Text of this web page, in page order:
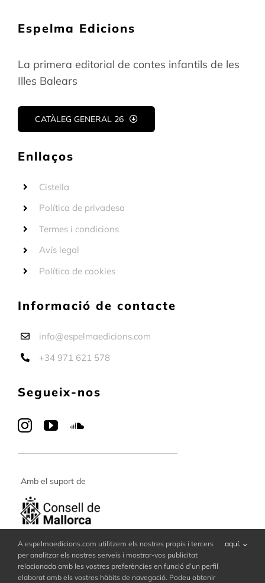
Espelma Edicions
La primera editorial de contes infantils de les
Illes Balears
CATÀLEG GENERAL 26
Enllaços
Cistella
Política de privadesa
Termes i condicions
Avís legal
Política de cookies
Informació de contacte
info@espelmaedicions.com
+34 971 621 578
Segueix-nos
Amb el suport de
A espelmaedicions.com utilitzem els nostres propis i tercers
per analitzar els nostres serveis i mostrar-vos publicitat
relacionada amb les vostres preferències en funció d’un perfil
elaborat amb els vostres hàbits de navegació. Podeu obtenir
aquí.